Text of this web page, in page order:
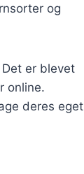
og
er blevet
online.
deres eget